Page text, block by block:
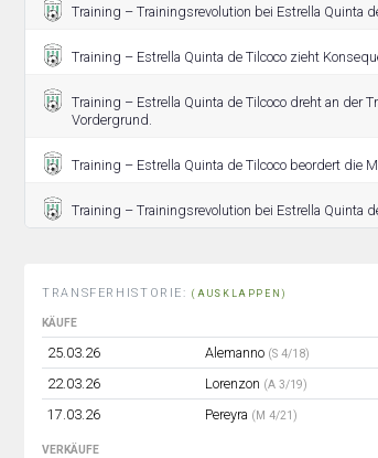
Training – Trainingsrevolution bei Estrella Quinta
Training – Estrella Quinta de Tilcoco zieht
Training – Estrella Quinta de Tilcoco dreht an der
Vordergrund.
Training – Estrella Quinta de Tilcoco beordert die
Training – Trainingsrevolution bei Estrella Quinta
TRANSFERHISTORIE:(AUSKLAPPEN)
KÄUFE
25.03.26 Alemanno (S 4/18)
22.03.26
Lorenzon (A 3/19)
17.03.26
Pereyra (M 4/21)
VERKÄUFE